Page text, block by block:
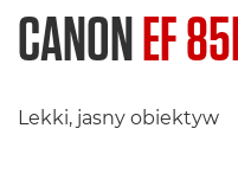
CANONEF
Lekki, jasny obiektyw